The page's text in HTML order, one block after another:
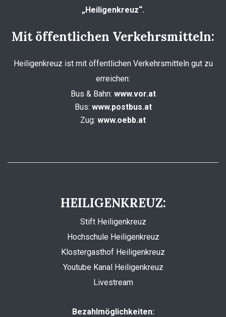
„Heiligenkreuz“.
Mit öffentlichen Verkehrsmitteln:
Heiligenkreuz ist mit öffentlichen Verkehrsmitteln gut zu
erreichen:
Bus & Bahn: www.vor.at
Bus: www.postbus.at
Zug: www.oebb.at
HEILIGENKREUZ:
Stift Heiligenkreuz
Hochschule Heiligenkreuz
Klostergasthof Heiligenkreuz
Youtube Kanal Heiligenkreuz
Livestream
Bezahlmöglichkeiten: